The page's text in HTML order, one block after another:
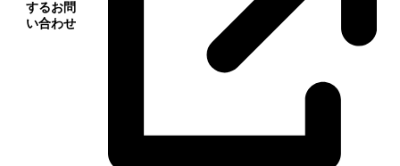
するお問
い合わせ